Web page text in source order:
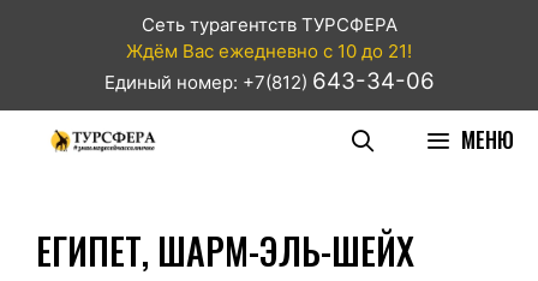
Сеть турагентств ТУРСФЕРА
Ждём Вас ежедневно с 10 до 21!
Единый номер: +7(812) 643-34-06
МЕНЮ
ЕГИПЕТ, ШАРМ-ЭЛЬ-ШЕЙХ